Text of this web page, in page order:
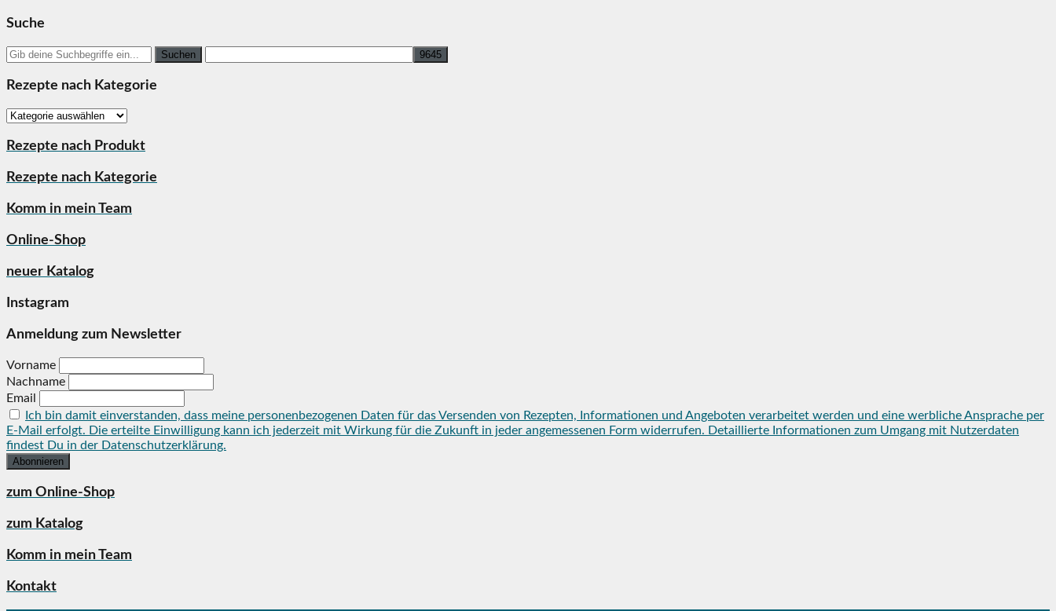
Suche
Search
for:
Rezepte nach Kategorie
Rezepte
Kategorie
Rezepte nach Produkt
Rezepte nach Kategorie
Komm in mein Team
Online-Shop
neuer Katalog
Instagram
Anmeldung zum Newsletter
Vorname
Nachname
Email
Ich bin damit einverstanden, dass meine personenbezogenen Daten für das Versenden von Rezepten, Informationen und Angeboten verarbeitet werden und eine werbliche Ansprache per
E-Mail erfolgt. Die erteilte Einwilligung kann ich jederzeit mit Wirkung für die Zukunft in jeder angemessenen Form widerrufen. Detaillierte Informationen zum Umgang mit Nutzerdaten
findest Du in der Datenschutzerklärung.
zum Online-Shop
zum Katalog
Komm in mein Team
Kontakt